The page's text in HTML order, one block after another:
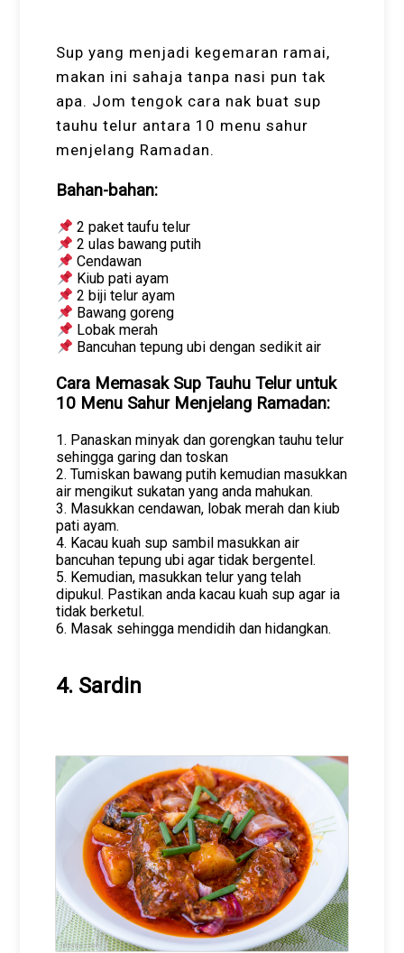
Sup yang menjadi kegemaran ramai,
makan ini sahaja tanpa nasi pun tak
apa. Jom tengok cara nak buat sup
tauhu telur antara 10 menu sahur
menjelang Ramadan.
Bahan-bahan:
2 paket taufu telur
2 ulas bawang putih
Cendawan
Kiub pati ayam
2 biji telur ayam
Bawang goreng
Lobak merah
Bancuhan tepung ubi dengan sedikit air
Cara Memasak Sup Tauhu Telur untuk
10 Menu Sahur Menjelang Ramadan:
1. Panaskan minyak dan gorengkan tauhu telur
sehingga garing dan toskan
2. Tumiskan bawang putih kemudian masukkan
air mengikut sukatan yang anda mahukan.
3. Masukkan cendawan, lobak merah dan kiub
pati ayam.
4. Kacau kuah sup sambil masukkan air
bancuhan tepung ubi agar tidak bergentel.
5. Kemudian, masukkan telur yang telah
dipukul. Pastikan anda kacau kuah sup agar ia
tidak berketul.
6. Masak sehingga mendidih dan hidangkan.
4. Sardin